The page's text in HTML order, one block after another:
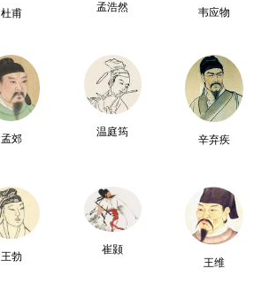
杜甫
孟浩然 韦应物
孟郊
温庭筠
辛弃疾
王勃
崔颢
王维